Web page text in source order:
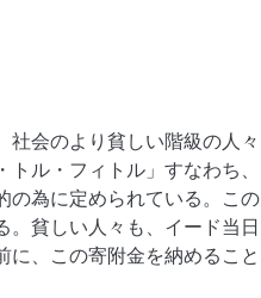
社会のより貧しい階級の人々
ル・フィトル」すなわち、
の為に定められている。この
。貧しい人々も、イード当日
、この寄附金を納めること